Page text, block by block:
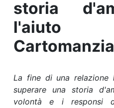
storia
La fine di una relazione
superare una storia
volontà e i responsi